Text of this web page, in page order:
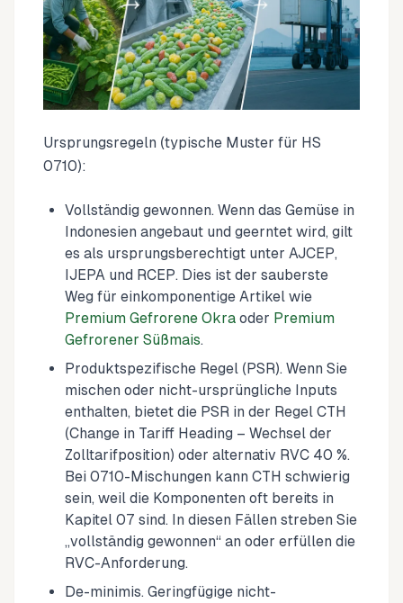
Ursprungsregeln (typische Muster für HS
0710):
Vollständig gewonnen. Wenn das Gemüse in
Indonesien angebaut und geerntet wird, gilt
es als ursprungsberechtigt unter AJCEP,
IJEPA und RCEP. Dies ist der sauberste
Weg für einkomponentige Artikel wie
Premium Gefrorene Okra oder Premium
Gefrorener Süßmais.
Produktspezifische Regel (PSR). Wenn Sie
mischen oder nicht-ursprüngliche Inputs
enthalten, bietet die PSR in der Regel CTH
(Change in Tariff Heading – Wechsel der
Zolltarifposition) oder alternativ RVC 40 %.
Bei 0710-Mischungen kann CTH schwierig
sein, weil die Komponenten oft bereits in
Kapitel 07 sind. In diesen Fällen streben Sie
„vollständig gewonnen“ an oder erfüllen die
RVC-Anforderung.
De-minimis. Geringfügige nicht-